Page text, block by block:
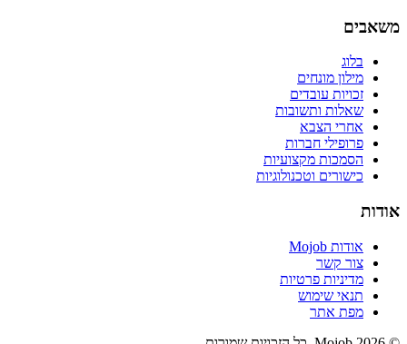
משאבים
בלוג
מילון מונחים
זכויות עובדים
שאלות ותשובות
אחרי הצבא
פרופילי חברות
הסמכות מקצועיות
כישורים וטכנולוגיות
אודות
אודות Mojob
צור קשר
מדיניות פרטיות
תנאי שימוש
מפת אתר